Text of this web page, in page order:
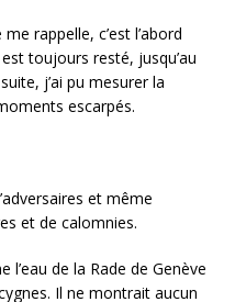
rappelle, c’est l’abord
toujours resté, jusqu’au
j’ai pu mesurer la
escarpés.
et même
et de calomnies.
l’eau de la Rade de Genève
Il ne montrait aucun